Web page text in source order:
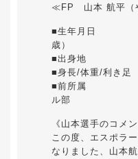
≪FP 山本 航平（
■生年月日 ：
歳）
■出身地 ：
■身長/体重/利き
■前所属 ：大
ル部
《山本選手のコメン
この度、エスポラ
なりました、山本